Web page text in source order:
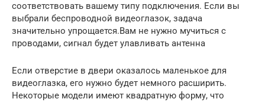
соответствовать вашему типу подключения. Если вы
выбрали беспроводной видеоглазок, задача
значительно упрощается.Вам не нужно мучиться с
проводами, сигнал будет улавливать антенна
Если отверстие в двери оказалось маленькое для
видеоглазка, его нужно будет немного расширить.
Некоторые модели имеют квадратную форму, что